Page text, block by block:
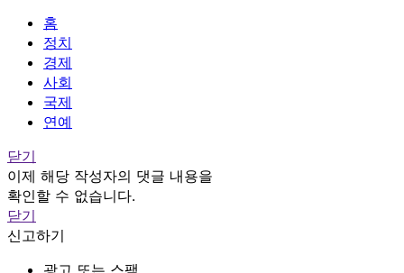
홈
정치
경제
사회
국제
연예
닫기
이제 해당 작성자의 댓글 내용을
확인할 수 없습니다.
닫기
신고하기
광고 또는 스팸